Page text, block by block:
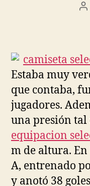
Estaba muy
que contaba,
jugadores.
una presión tal
equipacion
m de altura.
A, entrenado
y anotó 38